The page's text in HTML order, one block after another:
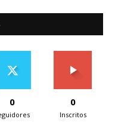
0 0
Inscritos